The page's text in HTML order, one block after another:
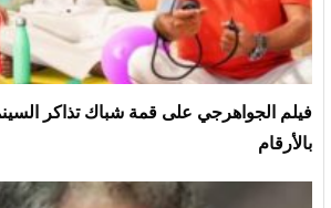
فيلم الجواهرجي على قمة شباك تذاكر
بالأرقام